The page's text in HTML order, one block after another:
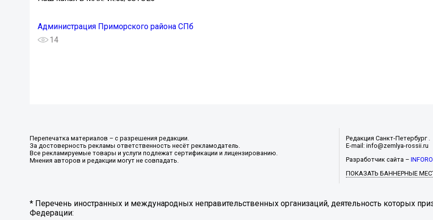
Администрация Приморского района СПб
14
Перепечатка материалов – с разрешения редакции.
За достоверность рекламы ответственность несёт рекламодатель.
Все рекламируемые товары и услуги подлежат сертификации и лицензированию.
Мнения авторов и редакции могут не совпадать.
Редакция Санкт-Петербург .
E-mail: info@zemlya-rossii.ru
Разработчик сайта –
ПОКАЗАТЬ БАННЕРНЫЕ
* Перечень иностранных и международных неправительственных организаций, деятельность которых
Федерации: